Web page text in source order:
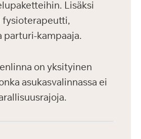
Lisäksi
fysioterapeutti,
parturi-kampaaja.
on yksityinen
asukasvalinnassa ei